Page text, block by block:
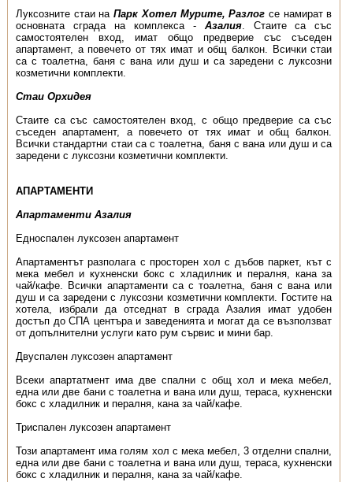
Луксозните стаи наПарк Хотел Мурите, Разлог се намират в
основната сграда на комплекса - Азалия. Стаите са със
самостоятелен вход, имат общо предверие със съседен
апартамент, а повечето от тях имат и общ балкон. Всички стаи
са с тоалетна, баня с вана или душ и са заредени с луксозни
козметични комплекти.
Стаи Орхидея
Стаите са със самостоятелен вход, с общо предверие са със
съседен апартамент, а повечето от тях имат и общ балкон.
Всички стандартни стаи са с тоалетна, баня с вана или душ и са
заредени с луксозни козметични комплекти.
АПАРТАМЕНТИ
Апартаменти Азалия
Едноспален луксозен апартамент
Апартаментът разполага с просторен хол с дъбов паркет, кът с
мека мебел и кухненски бокс с хладилник и пералня, кана за
чай/кафе. Всички апартаменти са с тоалетна, баня с вана или
душ и са заредени с луксозни козметични комплекти. Гостите на
хотела, избрали да отседнат в сграда Азалия имат удобен
достъп до СПА центъра и заведенията и могат да се възползват
от допълнителни услуги като рум сървис и мини бар.
Двуспален луксозен апартамент
Всеки апартатмент има две спални с общ хол и мека мебел,
една или две бани с тоалетна и вана или душ, тераса, кухненски
бокс с хладилник и пералня, кана за чай/кафе.
Триспален луксозен апартамент
Този апартамент има голям хол с мека мебел, 3 отделни спални,
една или две бани с тоалетна и вана или душ, тераса, кухненски
бокс с хладилник и пералня, кана за чай/кафе.